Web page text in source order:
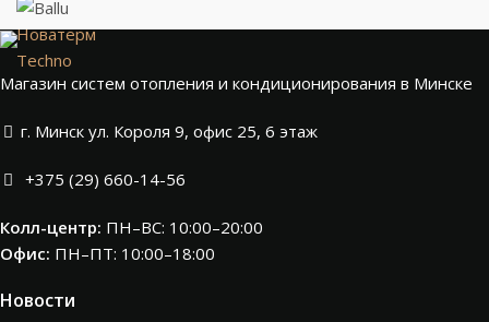
Новатерм
Techno
Магазин систем отопления и кондиционирования в Минске
г. Минск ул. Короля 9, офис 25, 6 этаж
+375 (29) 660-14-56
Колл-центр: ПН–ВС: 10:00–20:00​
Офис: ПН–ПТ: 10:00–18:00
Новости